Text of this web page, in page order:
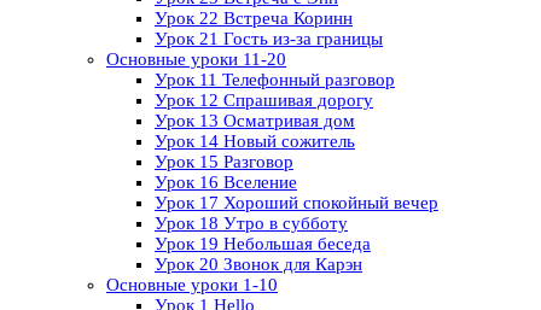
Урок 22 Встреча Коринн
Урок 21 Гость из-за границы
Основные уроки 11-20
Урок 11 Телефонный разговор
Урок 12 Спрашивая дорогу
Урок 13 Осматривая дом
Урок 14 Новый сожитель
Урок 15 Разговор
Урок 16 Вселение
Урок 17 Хороший спокойный вечер
Урок 18 Утро в субботу
Урок 19 Небольшая беседа
Урок 20 Звонок для Карэн
Основные уроки 1-10
Урок 1 Hello